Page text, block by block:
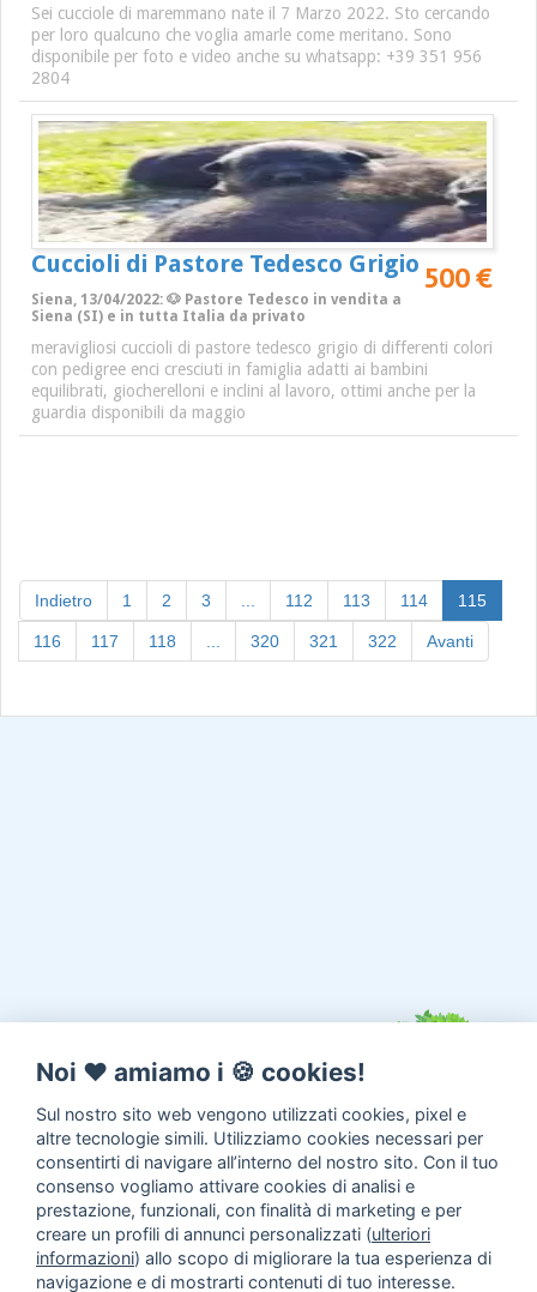
Sei cucciole di maremmano nate il 7 Marzo 2022. Sto cercando
per loro qualcuno che voglia amarle come meritano. Sono
disponibile per foto e video anche su whatsapp: +39 351 956
2804
Cuccioli di Pastore Tedesco Grigio 500 €
Siena, 13/04/2022: 🐶 Pastore Tedesco in vendita a
Siena (SI) e in tutta Italia da privato
meravigliosi cuccioli di pastore tedesco grigio di differenti colori
con pedigree enci cresciuti in famiglia adatti ai bambini
equilibrati, giocherelloni e inclini al lavoro, ottimi anche per la
guardia disponibili da maggio
Indietro 1 2 3 112 113 114 115
116 117 118 320 321 322 Avanti
Noi ♥️ amiamo i 🍪 cookies!
Sul nostro sito web vengono utilizzati cookies, pixel e
altre tecnologie simili. Utilizziamo cookies necessari per
consentirti di navigare all’interno del nostro sito. Con il tuo
consenso vogliamo attivare cookies di analisi e
prestazione, funzionali, con finalità di marketing e per
creare un profili di annunci personalizzati (ulteriori
informazioni) allo scopo di migliorare la tua esperienza di
navigazione e di mostrarti contenuti di tuo interesse.